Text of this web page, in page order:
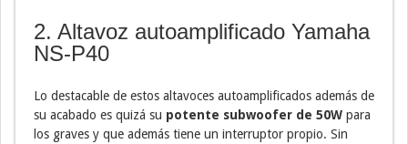
2. Altavoz autoamplificado Yamaha
NS-P40
Lo destacable de estos altavoces autoamplificados además de
su acabado es quizá su potente subwoofer de 50W para
los graves y que además tiene un interruptor propio. Sin